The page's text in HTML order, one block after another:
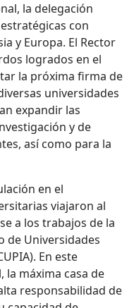
la delegación
con
y Europa. El Rector
logrados en el
la próxima firma de
universidades
expandir las
y de
así como para la
en el
viajaron al
a los trabajos de la
de Universidades
En este
máxima casa de
responsabilidad de